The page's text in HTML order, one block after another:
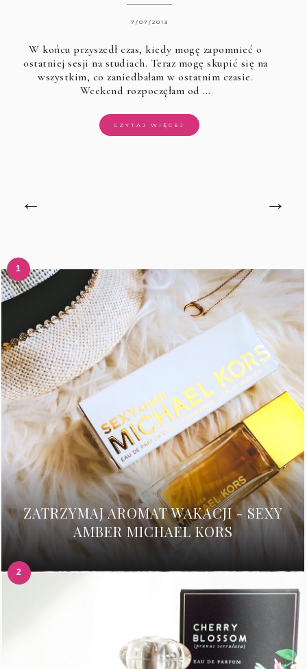
7/07/2013
W końcu przyszedł czas, kiedy mogę zapomnieć o
ostatniej sesji na studiach. Teraz mogę skupić się na
wszystkim, co zaniedbałam w ostatnim czasie.
Weekend rozpoczęłam od …
CZYTAJ WIĘCEJ
← →
ZATRZYMAJ AROMAT WAKACJI - SEXY
AMBER MICHAEL KORS